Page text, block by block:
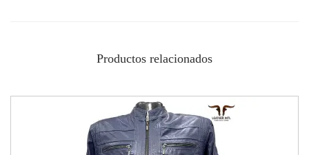
Productos relacionados